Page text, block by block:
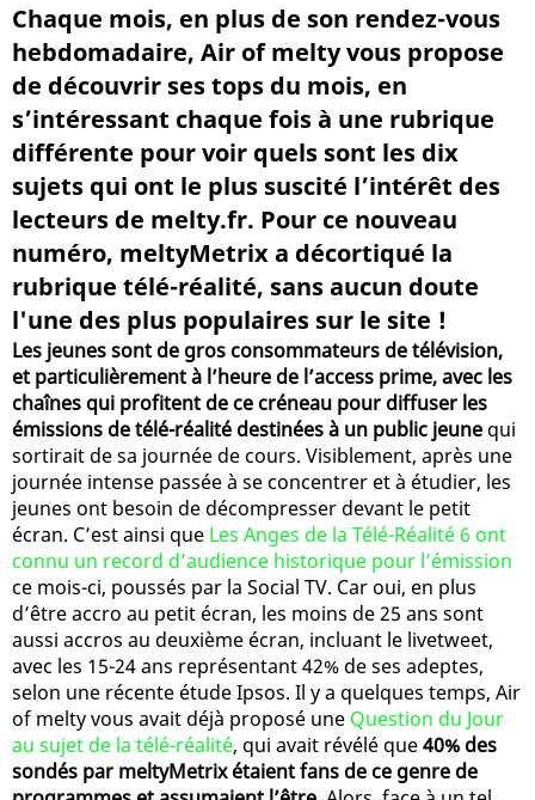
Chaque mois, en plus de son rendez-vous
hebdomadaire, Air of melty vous propose
de découvrir ses tops du mois, en
s’intéressant chaque fois à une rubrique
différente pour voir quels sont les dix
sujets qui ont le plus suscité l’intérêt des
lecteurs de melty.fr. Pour ce nouveau
numéro, meltyMetrix a décortiqué la
rubrique télé-réalité, sans aucun doute
l'une des plus populaires sur le site !
Les jeunes sont de gros consommateurs de télévision,
et particulièrement à l’heure de l’access prime, avec les
chaînes qui profitent de ce créneau pour diffuser les
émissions de télé-réalité destinées à un public jeune qui
sortirait de sa journée de cours. Visiblement, après une
journée intense passée à se concentrer et à étudier, les
jeunes ont besoin de décompresser devant le petit
écran. C’est ainsi que Les Anges de la Télé-Réalité 6 ont
connu un record d’audience historique pour l’émission
ce mois-ci, poussés par la Social TV. Car oui, en plus
d’être accro au petit écran, les moins de 25 ans sont
aussi accros au deuxième écran, incluant le livetweet,
avec les 15-24 ans représentant 42% de ses adeptes,
selon une récente étude Ipsos. Il y a quelques temps, Air
of melty vous avait déjà proposé une Question du Jour
au sujet de la télé-réalité, qui avait révélé que40% des
sondés par meltyMetrix étaient fans de ce genre de